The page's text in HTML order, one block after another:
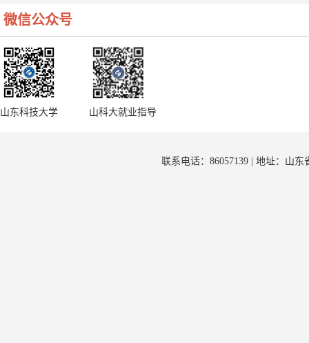
微信公众号
山东科技大学 山科大就业指导
联系电话：86057139 | 地址：山